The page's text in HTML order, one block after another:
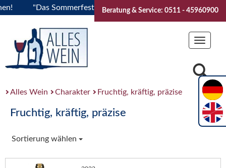
"Das Sommerfest 2026" Vive la Bourgogne..Tickets jetzt
Beratung & Service: 0511 - 45960900
Toggle
Alles Wein Charakter Fruchtig, kräftig, präzise
Fruchtig, kräftig, präzise
Sortierung wählen